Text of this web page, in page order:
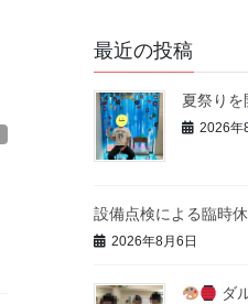
最近の投稿
夏祭りを
2026年
設備点検による臨時
2026年8月6日
ダ